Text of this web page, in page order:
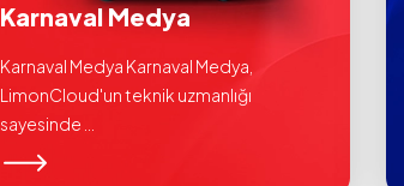
Karnaval Medya
Karnaval Medya Karnaval Medya,
LimonCloud'un teknik uzmanlığı
sayesinde ...